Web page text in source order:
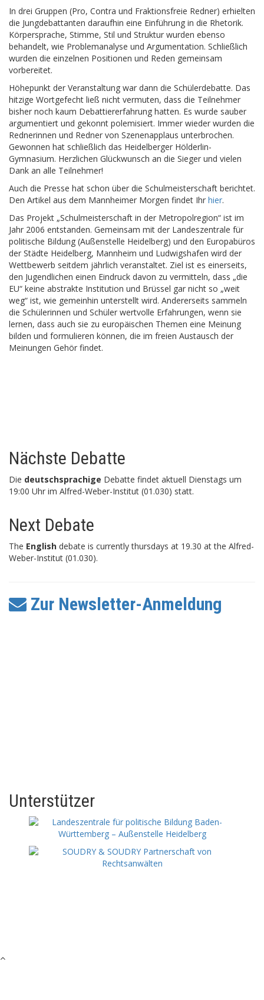
In drei Gruppen (Pro, Contra und Fraktionsfreie Redner) erhielten
die Jungdebattanten daraufhin eine Einführung in die Rhetorik.
Körpersprache, Stimme, Stil und Struktur wurden ebenso
behandelt, wie Problemanalyse und Argumentation. Schließlich
wurden die einzelnen Positionen und Reden gemeinsam
vorbereitet.
Höhepunkt der Veranstaltung war dann die Schülerdebatte. Das
hitzige Wortgefecht ließ nicht vermuten, dass die Teilnehmer
bisher noch kaum Debattiererfahrung hatten. Es wurde sauber
argumentiert und gekonnt polemisiert. Immer wieder wurden die
Rednerinnen und Redner von Szenenapplaus unterbrochen.
Gewonnen hat schließlich das Heidelberger Hölderlin-
Gymnasium. Herzlichen Glückwunsch an die Sieger und vielen
Dank an alle Teilnehmer!
Auch die Presse hat schon über die Schulmeisterschaft berichtet.
Den Artikel aus dem Mannheimer Morgen findet Ihr hier.
Das Projekt „Schulmeisterschaft in der Metropolregion“ ist im
Jahr 2006 entstanden. Gemeinsam mit der Landeszentrale für
politische Bildung (Außenstelle Heidelberg) und den Europabüros
der Städte Heidelberg, Mannheim und Ludwigshafen wird der
Wettbewerb seitdem jährlich veranstaltet. Ziel ist es einerseits,
den Jugendlichen einen Eindruck davon zu vermitteln, dass „die
EU“ keine abstrakte Institution und Brüssel gar nicht so „weit
weg“ ist, wie gemeinhin unterstellt wird. Andererseits sammeln
die Schülerinnen und Schüler wertvolle Erfahrungen, wenn sie
lernen, dass auch sie zu europäischen Themen eine Meinung
bilden und formulieren können, die im freien Austausch der
Meinungen Gehör findet.
Nächste Debatte
Die deutschsprachige Debatte findet aktuell Dienstags um
19:00 Uhr im Alfred-Weber-Institut (01.030) statt.
Next Debate
The English debate is currently thursdays at 19.30 at the Alfred-
Weber-Institut (01.030).
Zur Newsletter-Anmeldung
Unterstützer